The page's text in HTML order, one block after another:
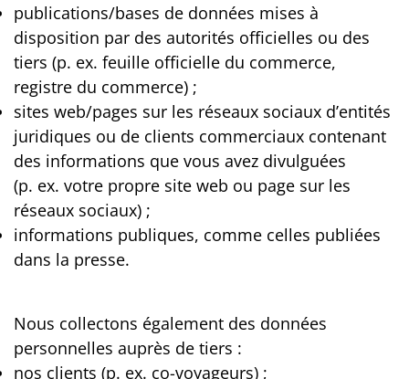
publications/bases de données mises à
disposition par des autorités officielles ou des
tiers (p. ex. feuille officielle du commerce,
registre du commerce) ;
sites web/pages sur les réseaux sociaux d’entités
juridiques ou de clients commerciaux contenant
des informations que vous avez divulguées
(p. ex. votre propre site web ou page sur les
réseaux sociaux) ;
informations publiques, comme celles publiées
dans la presse.
Nous collectons également des données
personnelles auprès de tiers :
nos clients (p. ex. co-voyageurs) ;